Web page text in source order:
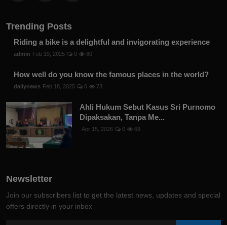
Trending Posts
Riding a bike is a delightful and invigorating experience
admin Feb 19, 2025 0 80
How well do you know the famous places in the world?
dailynews Feb 18, 2025 0 73
Ahli Hukum Sebut Kasus Sri Purnomo
Dipaksakan, Tanpa Me...
Apr 15, 2026 0 69
Newsletter
Join our subscribers list to get the latest news, updates and special
offers directly in your inbox